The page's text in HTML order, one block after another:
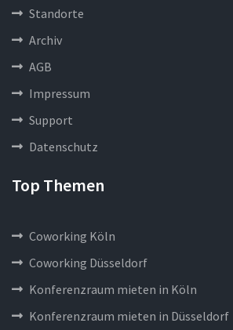
Standorte
Archiv
AGB
Impressum
Support
Datenschutz
Top Themen
Coworking Köln
Coworking Düsseldorf
Konferenzraum mieten in Köln
Konferenzraum mieten in Düsseldorf